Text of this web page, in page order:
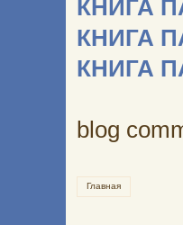
КНИГА
КНИГА
КНИГА
blog
Главная